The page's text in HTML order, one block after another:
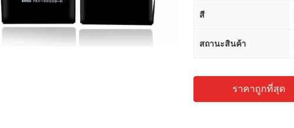
สี
สถานะสินค้า
ราคาถูกที่สุด